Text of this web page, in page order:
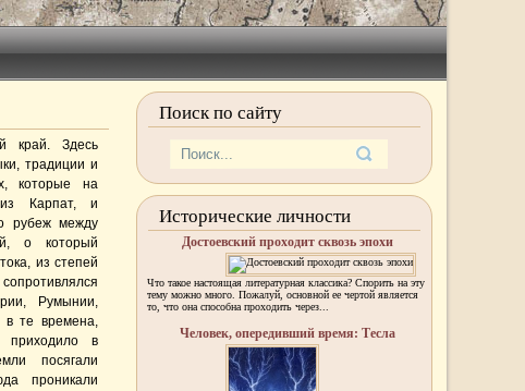
край. Здесь
традиции и
которые на
Карпат, и
рубеж между
о который
из степей
Румынии,
в те времена,
приходило в
посягали
проникали
Поиск по сайту
Исторические личности
Достоевский проходит сквозь эпохи
Что такое настоящая литературная классика? Спорить на эту
тему можно много. Пожалуй, основной ее чертой является
то, что она способна проходить через...
Человек, опередивший время: Тесла